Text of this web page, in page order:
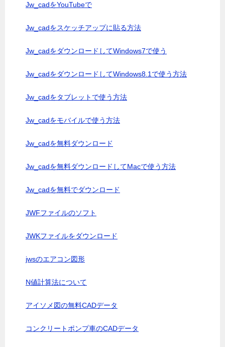
Jw_cadをYouTubeで
Jw_cadをスケッチアップに貼る方法
Jw_cadをダウンロードしてWindows7で使う
Jw_cadをダウンロードしてWindows8.1で使う方法
Jw_cadをタブレットで使う方法
Jw_cadをモバイルで使う方法
Jw_cadを無料ダウンロード
Jw_cadを無料ダウンロードしてMacで使う方法
Jw_cadを無料でダウンロード
JWFファイルのソフト
JWKファイルをダウンロード
jwsのエアコン図形
N値計算法について
アイソメ図の無料CADデータ
コンクリートポンプ車のCADデータ